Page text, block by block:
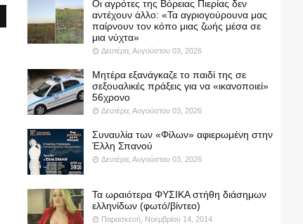
Οι αγρότες της Βόρειας Πιερίας δεν
αντέχουν άλλο: «Τα αγριογούρουνα μας
παίρνουν τον κόπο μιας ζωής μέσα σε
μια νύχτα»
Δευτέρα, Αυγούστου 03, 2026
Μητέρα εξανάγκαζε το παιδί της σε
σεξουαλικές πράξεις για να «ικανοποιεί»
56χρονο
Δευτέρα, Αυγούστου 03, 2026
Συναυλία των «Φίλων» αφιερωμένη στην
Έλλη Σπανού
Δευτέρα, Αυγούστου 03, 2026
Τα ωραιότερα ΦΥΣΙΚΑ στήθη διάσημων
ελληνίδων (φωτό/βίντεο)
Παρασκευή, Νοεμβρίου 14, 2014